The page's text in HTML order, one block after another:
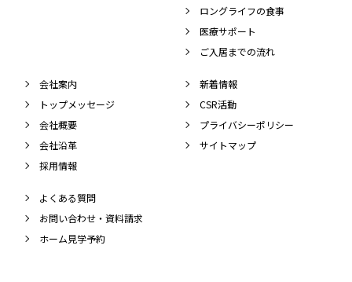
ロングライフの食事
医療サポート
ご入居までの流れ
会社案内
トップメッセージ
会社概要
会社沿革
採用情報
新着情報
CSR活動
プライバシーポリシー
サイトマップ
よくある質問
お問い合わせ・資料請求
ホーム見学予約